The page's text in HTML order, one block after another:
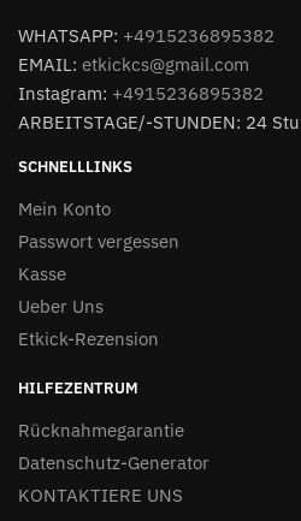
WHATSAPP: +4915236895382
EMAIL: etkickcs@gmail.com
Instagram: +4915236895382
ARBEITSTAGE/-STUNDEN: 24
SCHNELLLINKS
Mein Konto
Passwort vergessen
Kasse
Ueber Uns
Etkick-Rezension
HILFEZENTRUM
Rücknahmegarantie
Datenschutz-Generator
KONTAKTIERE UNS